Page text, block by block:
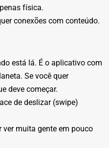
física.
conexões com conteúdo.
está lá. É o aplicativo com
Se você quer
deve começar.
de deslizar (swipe)
ver muita gente em pouco